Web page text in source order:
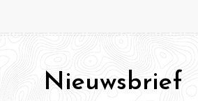
Nieuwsbrief